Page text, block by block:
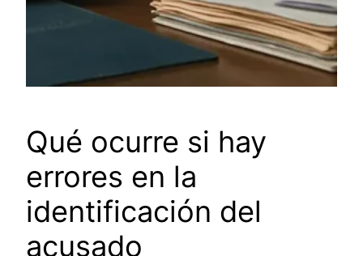
Qué ocurre si hay
errores en la
identificación del
acusado